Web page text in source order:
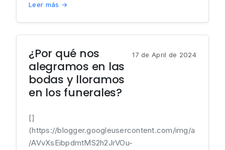
Leer más →
¿Por qué nos
alegramos en las
bodas y lloramos
en los funerales?
17 de April de 2024
[]
(https://blogger.googleusercontent.com/img/a
/AVvXsEibpdmtMS2h2JrVOu-